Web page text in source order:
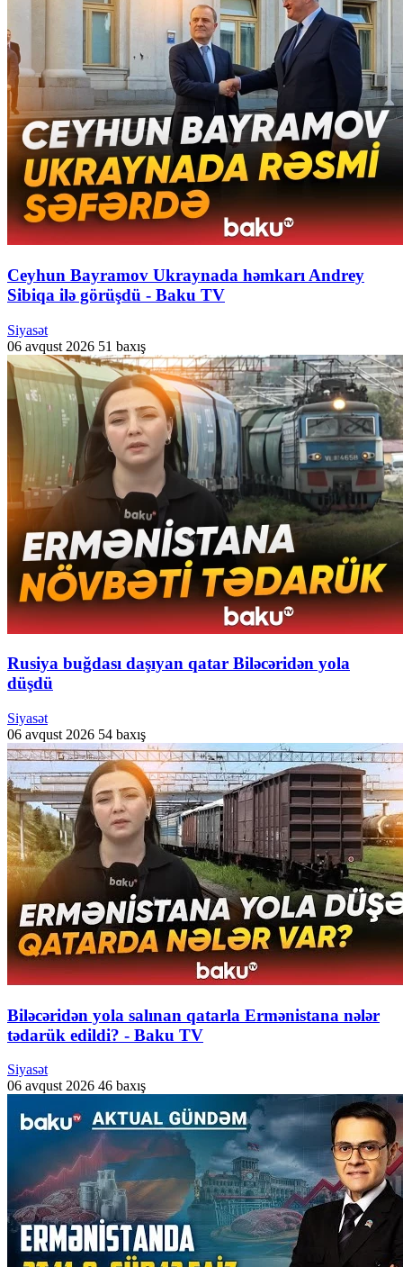
Ceyhun Bayramov Ukraynada həmkarı Andrey
Sibiqa ilə görüşdü - Baku TV
Siyasət
06 avqust 2026 51 baxış
Rusiya buğdası daşıyan qatar Biləcəridən yola
düşdü
Siyasət
06 avqust 2026 54 baxış
Biləcəridən yola salınan qatarla Ermənistana nələr
tədarük edildi? - Baku TV
Siyasət
06 avqust 2026 46 baxış